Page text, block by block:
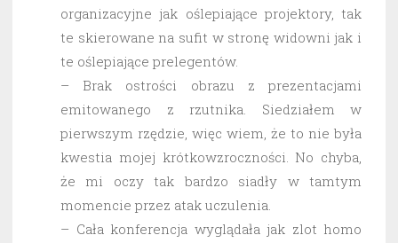
organizacyjne jak oślepiające projektory, tak
te skierowane na sufit w stronę widowni jak i
te oślepiające prelegentów.
– Brak ostrości obrazu z prezentacjami
emitowanego z rzutnika. Siedziałem w
pierwszym rzędzie, więc wiem, że to nie była
kwestia mojej krótkowzroczności. No chyba,
że mi oczy tak bardzo siadły w tamtym
momencie przez atak uczulenia.
– Cała konferencja wyglądała jak zlot homo